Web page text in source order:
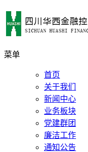
菜单
首页
关于我们
新闻中心
业务板块
党建群团
廉洁工作
通知公告